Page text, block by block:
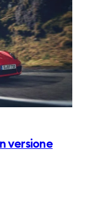
versione